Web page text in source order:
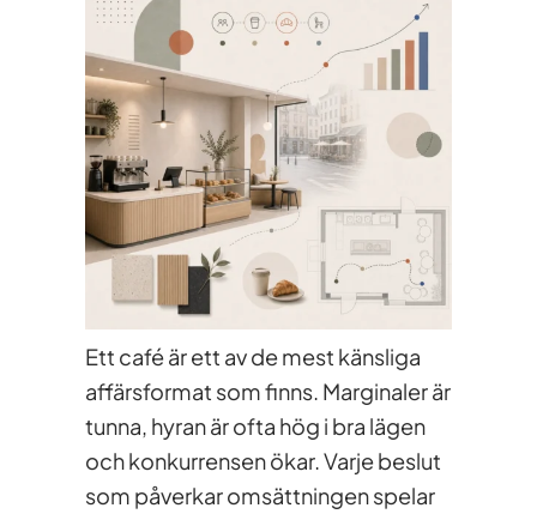
Ett café är ett av de mest känsliga
affärsformat som finns. Marginaler är
tunna, hyran är ofta hög i bra lägen
och konkurrensen ökar. Varje beslut
som påverkar omsättningen spelar